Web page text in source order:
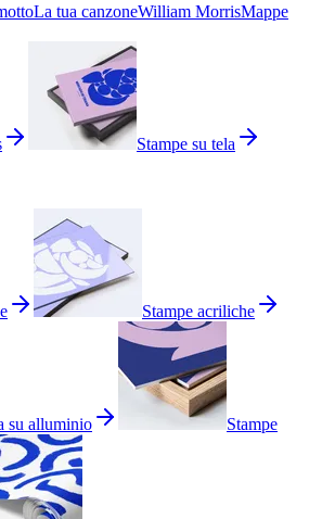
La tua canzoneWilliam MorrisMappe
Stampe su tela
Stampe acriliche
su alluminio Stampe